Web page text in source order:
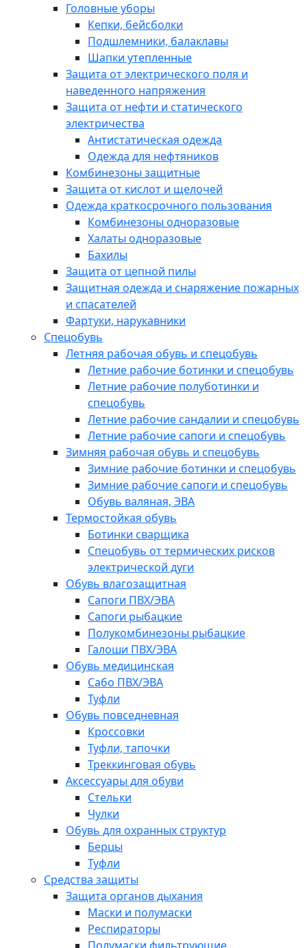
Головные уборы
Кепки, бейсболки
Подшлемники, балаклавы
Шапки утепленные
Защита от электрического поля и
наведенного напряжения
Защита от нефти и статического
электричества
Антистатическая одежда
Одежда для нефтяников
Комбинезоны защитные
Защита от кислот и щелочей
Одежда краткосрочного пользования
Комбинезоны одноразовые
Халаты одноразовые
Бахилы
Защита от цепной пилы
Защитная одежда и снаряжение пожарных
и спасателей
Фартуки, нарукавники
Спецобувь
Летняя рабочая обувь и спецобувь
Летние рабочие ботинки и спецобувь
Летние рабочие полуботинки и
спецобувь
Летние рабочие сандалии и спецобувь
Летние рабочие сапоги и спецобувь
Зимняя рабочая обувь и спецобувь
Зимние рабочие ботинки и спецобувь
Зимние рабочие сапоги и спецобувь
Обувь валяная, ЭВА
Термостойкая обувь
Ботинки сварщика
Спецобувь от термических рисков
электрической дуги
Обувь влагозащитная
Сапоги ПВХ/ЭВА
Сапоги рыбацкие
Полукомбинезоны рыбацкие
Галоши ПВХ/ЭВА
Обувь медицинская
Сабо ПВХ/ЭВА
Туфли
Обувь повседневная
Кроссовки
Туфли, тапочки
Треккинговая обувь
Аксессуары для обуви
Стельки
Чулки
Обувь для охранных структур
Берцы
Туфли
Средства защиты
Защита органов дыхания
Маски и полумаски
Респираторы